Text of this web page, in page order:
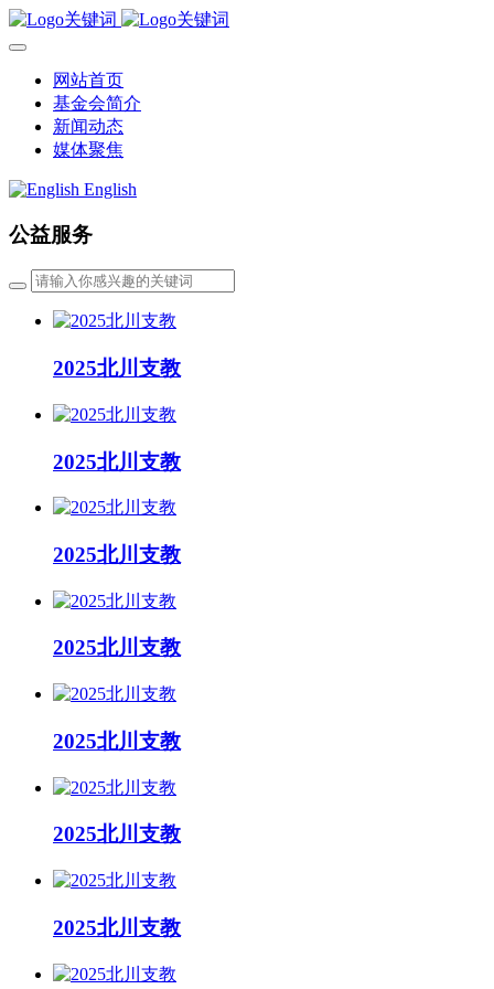
网站首页
基金会简介
新闻动态
媒体聚焦
English
公益服务
2025北川支教
2025北川支教
2025北川支教
2025北川支教
2025北川支教
2025北川支教
2025北川支教